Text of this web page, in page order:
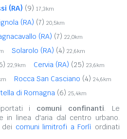
(RA) (9) 17,3km
(RA) (7) 20,5km
(RA) (7) 22,0km
Solarolo (RA) (4) 22,6km
22,9km Cervia (RA) (25) 23,6km
Rocca San Casciano (4) 24,6km
di Romagna (6) 25,4km
i comuni confinanti. Le
in linea d'aria dal centro urbano.
comuni limitrofi a Forlì ordinati